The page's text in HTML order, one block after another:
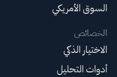
السوق الأمريكي
الخصائص
الاختيار الذكي
أدوات التحليل